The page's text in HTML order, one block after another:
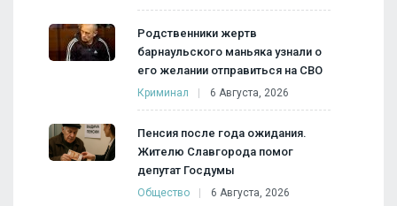
Родственники жертв
барнаульского маньяка узнали о
его желании отправиться на СВО
Криминал 6 Августа, 2026
Пенсия после года ожидания.
Жителю Славгорода помог
депутат Госдумы
Общество 6 Августа, 2026